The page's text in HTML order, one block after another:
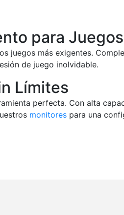
para Juegos
juegos más exigentes.
de juego inolvidable.
Límites
perfecta. Con alta
monitores para una